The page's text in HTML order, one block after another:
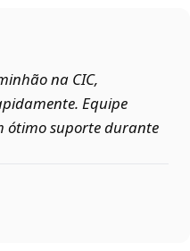
na CIC,
Equipe
ótimo suporte durante